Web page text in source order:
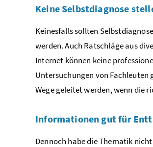
Keine Selbstdiagnose
Keinesfalls sollten
werden. Auch Ratschläge aus
Internet können keine
Untersuchungen von
Wege geleitet werden, wenn die
Informationen gut für
Dennoch habe die Thematik